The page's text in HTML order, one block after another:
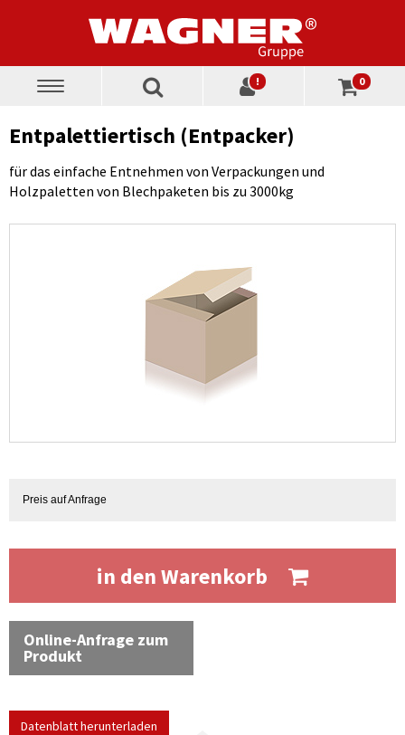
Toggle
! 0
Entpalettiertisch (Entpacker)
für das einfache Entnehmen von Verpackungen und
Holzpaletten von Blechpaketen bis zu 3000kg
Preis auf Anfrage
in den Warenkorb
Online-Anfrage zum
Produkt
Datenblatt herunterladen